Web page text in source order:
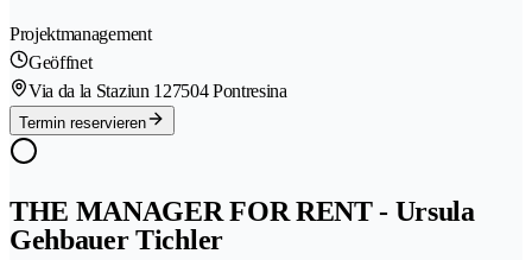
Projektmanagement
Geöffnet
Via da la Staziun 127504 Pontresina
Termin reservieren
THE MANAGER FOR RENT - Ursula
Gehbauer Tichler